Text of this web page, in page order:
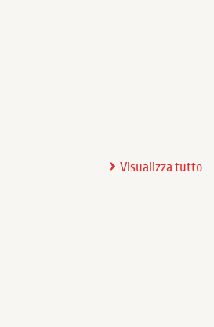
Visualizza tutto